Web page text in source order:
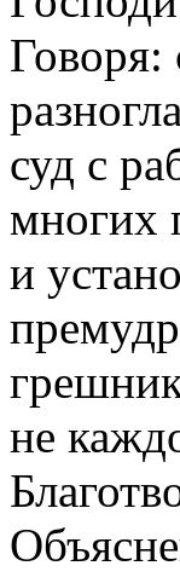
Говоря:
суд с
многих
и
не